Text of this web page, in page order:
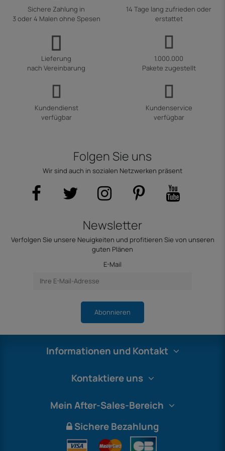
Sichere Zahlung in
3 oder 4 Malen ohne Spesen
14 Tage lang zufrieden oder
erstattet
Lieferung
nach Vereinbarung
1.000.000
Pakete zugestellt
Kundendienst
verfügbar
Kundenservice
verfügbar
Folgen Sie uns
Wir sind auch in sozialen Netzwerken präsent
Newsletter
Verfolgen Sie unsere Neuigkeiten und profitieren Sie von unseren
guten Plänen
E-Mail
Abonnieren
Informationen und Kontakt
Kontaktiere uns
Mein After-Sales-Bereich
Sichere Bezahlung